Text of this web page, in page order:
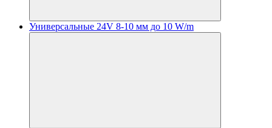
Универсальные 24V 8-10 мм до 10 W/m